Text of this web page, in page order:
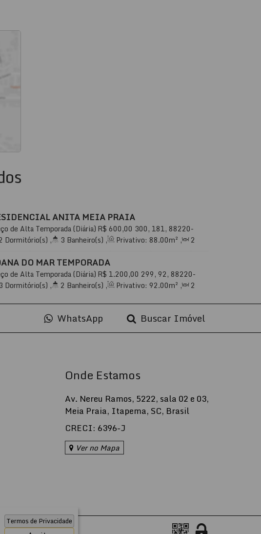
Termos de Privacidade
ANITA MEIA PRAIA
R$ 600,00
de Alta Temporada (Diária) 300, 181, 88220-
Meia Praia, Itapema, Santa Catarina, Brasil
Dormitório(s) , 3 Banheiro(s) , Privativo: 88.00m² , 2
do Mar , Útil: 88.00 m²
DO MAR TEMPORADA
R$ 1.200,00
de Alta Temporada (Diária) 299, 92, 88220-
Meia Praia, Itapema, Santa Catarina, Brasil
Dormitório(s) , 2 Banheiro(s) , Privativo: 92.00m² , 2
do Mar, Útil:92.00m²
WhatsApp Buscar Imóvel
Onde Estamos
Av. Nereu Ramos, 5222, sala 02 e 03,
Meia Praia, Itapema, SC, Brasil
CRECI: 6396-J
Ver no Mapa